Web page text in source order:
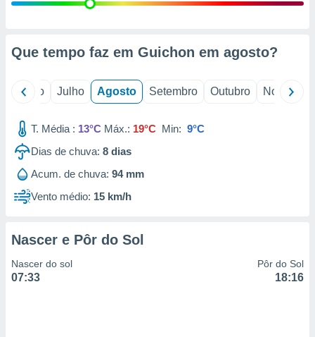
através
estudos
de
Que tempo faz em Guichon em agosto?
Junho Julho Agosto Setembro Outubro Novembro
T. Média : 13°C Máx.: 19°C Min: 9°C
Dias de chuva: 8 dias
Acum. de chuva: 94 mm
Vento médio: 15 km/h
Nascer e Pôr do Sol
Nascer do sol
07:33
Pôr do Sol
18:16